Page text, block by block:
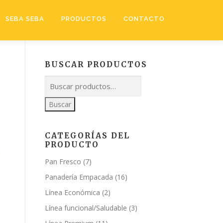
SEBA SEBA PRODUCTOS CONTACTO
BUSCAR PRODUCTOS
Buscar
CATEGORÍAS DEL
PRODUCTO
Pan Fresco (7)
Panadería Empacada (16)
Línea Económica (2)
Línea funcional/Saludable (3)